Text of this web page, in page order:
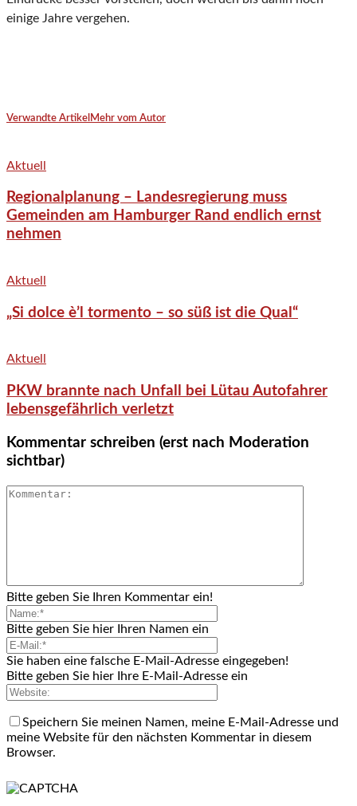
einige Jahre vergehen.
Verwandte Artikel Mehr vom Autor
Aktuell
Regionalplanung – Landesregierung muss
Gemeinden am Hamburger Rand endlich ernst
nehmen
Aktuell
„Si dolce è’l tormento – so süß ist die Qual“
Aktuell
PKW brannte nach Unfall bei Lütau Autofahrer
lebensgefährlich verletzt
Kommentar schreiben (erst nach Moderation
sichtbar)
Bitte geben Sie Ihren Kommentar ein!
Bitte geben Sie hier Ihren Namen ein
Sie haben eine falsche E-Mail-Adresse eingegeben!
Bitte geben Sie hier Ihre E-Mail-Adresse ein
Speichern Sie meinen Namen, meine E-Mail-Adresse und
meine Website für den nächsten Kommentar in diesem
Browser.